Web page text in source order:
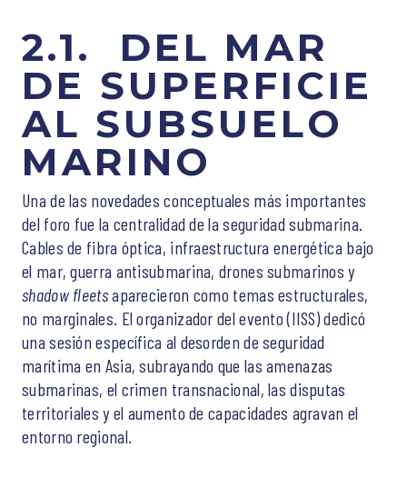
2.1. DEL MAR
DE SUPERFICIE
AL SUBSUELO
MARINO
Una de las novedades conceptuales más importantes
del foro fue la centralidad de la seguridad submarina.
Cables de fibra óptica, infraestructura energética bajo
el mar, guerra antisubmarina, drones submarinos y
shadow fleetsaparecieron como temas estructurales,
no marginales. El organizador del evento (IISS) dedicó
una sesión específica al desorden de seguridad
marítima en Asia, subrayando que las amenazas
submarinas, el crimen transnacional, las disputas
territoriales y el aumento de capacidades agravan el
entorno regional.